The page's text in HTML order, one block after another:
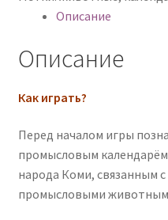
Описание
Описание
Как играть?
Перед началом игры
промысловым
народа Коми, связанным
промысловыми